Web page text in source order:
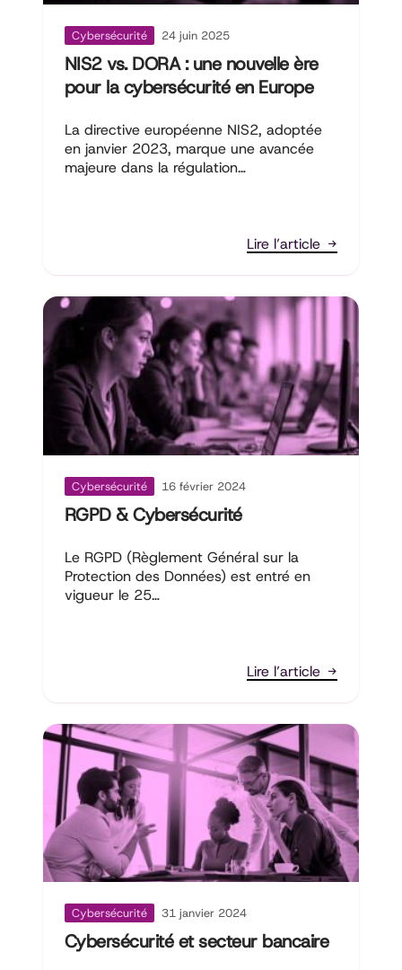
Cybersécurité 24 juin 2025
NIS2 vs. DORA : une nouvelle ère
pour la cybersécurité en Europe
La directive européenne NIS2, adoptée
en janvier 2023, marque une avancée
majeure dans la régulation…
Lire l’article
Cybersécurité 16 février 2024
RGPD & Cybersécurité
Le RGPD (Règlement Général sur la
Protection des Données) est entré en
vigueur le 25…
Lire l’article
Cybersécurité 31 janvier 2024
Cybersécurité et secteur bancaire